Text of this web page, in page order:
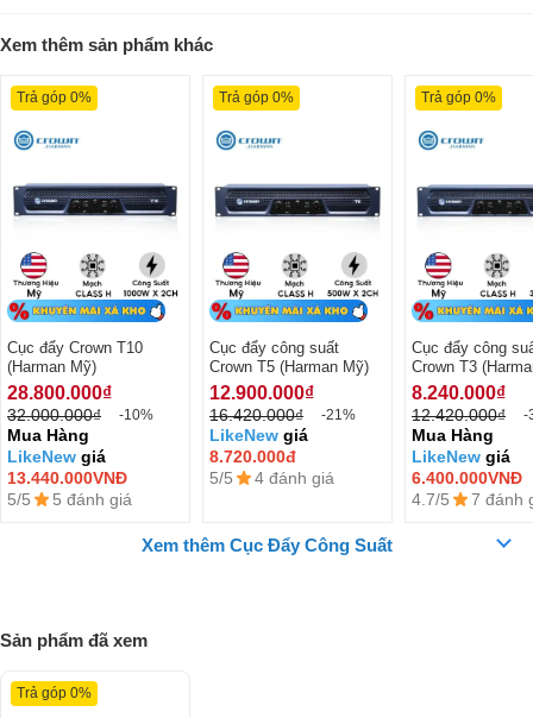
Xem thêm sản phẩm khác
Cục đẩy Crown T10
(Harman Mỹ)
Trả góp 0%
28.800.000₫
32.000.000₫ -10%
Mua Hàng
LikeNew giá
13.440.000VNĐ
5/5
5 đánh giá
Cục đẩy công suất
Crown T5 (Harman Mỹ)
Trả góp 0%
12.900.000₫
16.420.000₫ -21%
LikeNew giá
8.720.000đ
5/5
4 đánh giá
Cục đẩy công
Crown T3
Trả góp 0%
8.240.000₫
12.420.000₫ -
Mua Hàng
LikeNew giá
6.400.000VNĐ
4.7/5
7 đánh
Xem thêm Cục Đẩy Công Suất
Sản phẩm đã xem
Trả góp 0%